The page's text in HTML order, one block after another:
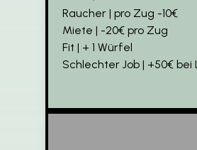
Raucher | pro Zug -10€
Miete | -20€ pro Zug
Fit | + 1 Würfel
Schlechter Job | +50€ bei